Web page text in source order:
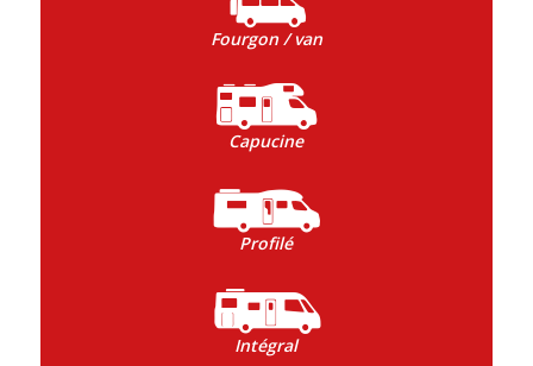
Fourgon / van
Capucine
Profilé
Intégral